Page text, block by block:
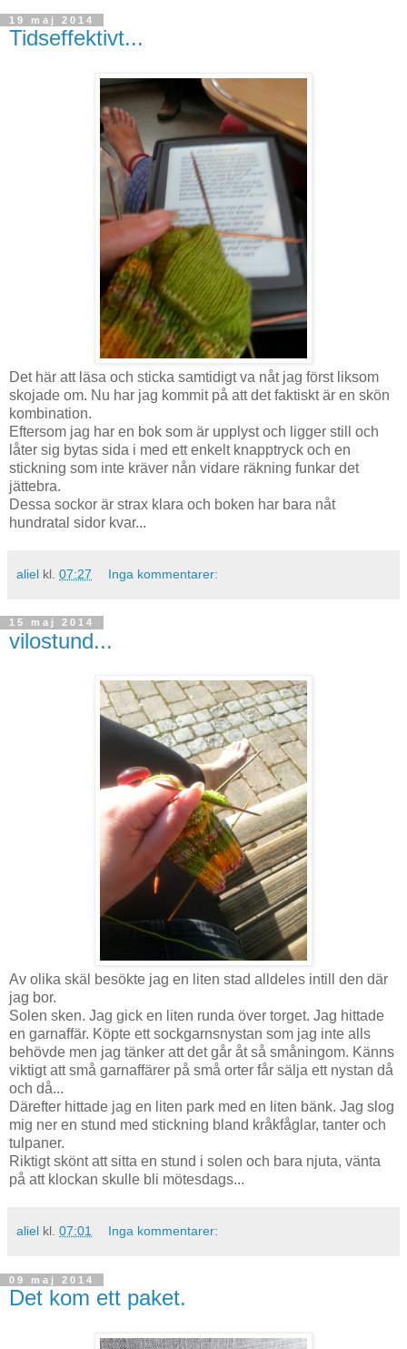
19 maj 2014
Tidseffektivt...
Det här att läsa och sticka samtidigt va nåt jag först liksom
skojade om. Nu har jag kommit på att det faktiskt är en skön
kombination.
Eftersom jag har en bok som är upplyst och ligger still och
låter sig bytas sida i med ett enkelt knapptryck och en
stickning som inte kräver nån vidare räkning funkar det
jättebra.
Dessa sockor är strax klara och boken har bara nåt
hundratal sidor kvar...
aliel kl. 07:27 Inga kommentarer:
15 maj 2014
vilostund...
Av olika skäl besökte jag en liten stad alldeles intill den där
jag bor.
Solen sken. Jag gick en liten runda över torget. Jag hittade
en garnaffär. Köpte ett sockgarnsnystan som jag inte alls
behövde men jag tänker att det går åt så småningom. Känns
viktigt att små garnaffärer på små orter får sälja ett nystan då
och då...
Därefter hittade jag en liten park med en liten bänk. Jag slog
mig ner en stund med stickning bland kråkfåglar, tanter och
tulpaner.
Riktigt skönt att sitta en stund i solen och bara njuta, vänta
på att klockan skulle bli mötesdags...
aliel kl. 07:01 Inga kommentarer:
09 maj 2014
Det kom ett paket.